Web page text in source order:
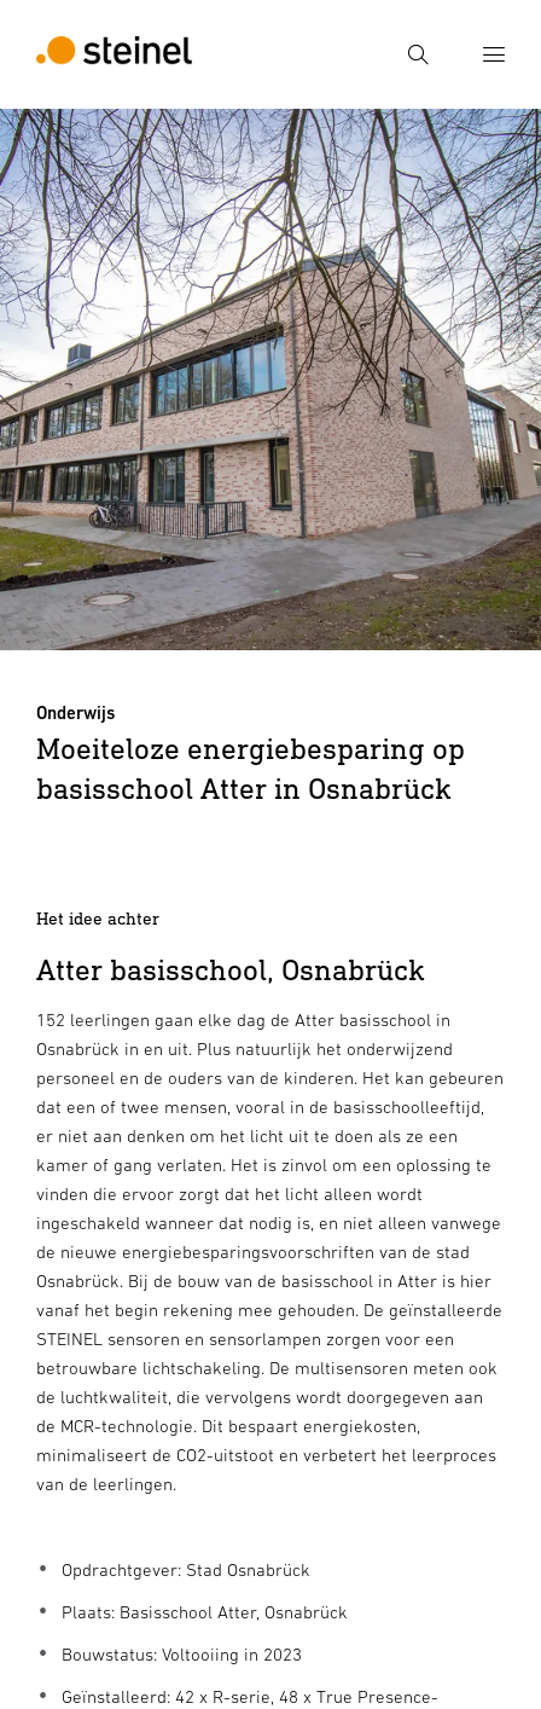
Zoek
Zoek
Voer een zoekterm in
Onderwijs
Moeiteloze energiebesparing op
basisschool Atter in Osnabrück
Het idee achter
Atter basisschool, Osnabrück
152 leerlingen gaan elke dag de Atter basisschool in
Osnabrück in en uit. Plus natuurlijk het onderwijzend
personeel en de ouders van de kinderen. Het kan gebeuren
dat een of twee mensen, vooral in de basisschoolleeftijd,
er niet aan denken om het licht uit te doen als ze een
kamer of gang verlaten. Het is zinvol om een oplossing te
vinden die ervoor zorgt dat het licht alleen wordt
ingeschakeld wanneer dat nodig is, en niet alleen vanwege
de nieuwe energiebesparingsvoorschriften van de stad
Osnabrück. Bij de bouw van de basisschool in Atter is hier
vanaf het begin rekening mee gehouden. De geïnstalleerde
STEINEL sensoren en sensorlampen zorgen voor een
betrouwbare lichtschakeling. De multisensoren meten ook
de luchtkwaliteit, die vervolgens wordt doorgegeven aan
de MCR-technologie. Dit bespaart energiekosten,
minimaliseert de CO2-uitstoot en verbetert het leerproces
van de leerlingen.
Opdrachtgever: Stad Osnabrück
Plaats: Basisschool Atter, Osnabrück
Bouwstatus: Voltooiing in 2023
Geïnstalleerd: 42 x R-serie, 48 x True Presence-